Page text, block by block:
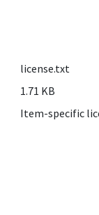
license.txt
1.71 KB
Item-specific